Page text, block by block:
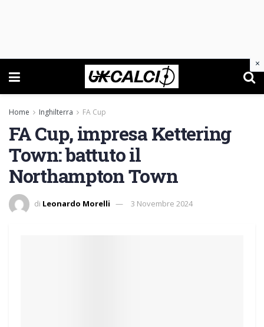
Home Inghilterra FA Cup
FA Cup, impresa Kettering
Town: battuto il
Northampton Town
di Leonardo Morelli 3 Novembre 2024
×